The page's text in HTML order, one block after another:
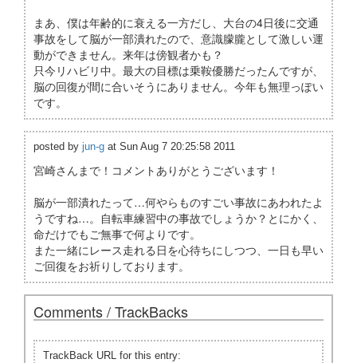
まあ、僕は年齢的に衰える一方だし、大台の4日後に交通
事故をして脳が一部潰れたので、意識朦朧として激しい運
動ができません。来年は傍観者かも？
只今リハビリ中。最大の目標は乗鞍優勝だったんですが、
脳の回復が間に合いそうにありません。今年も無理っぽい
です。
posted by jun-g at Sun Aug 7 20:25:58 2011
宮崎さんまで！コメントありがとうございます！
脳が一部潰れたって…何やらものすごい事故にあわれたよ
うですね…。自転車練習中の事故でしょうか？とにかく、
命だけでもご無事で何よりです。
また一緒にレース走れる日を心待ちにしつつ、一日も早い
ご回復をお祈りしております。
Comments / TrackBacks
TrackBack URL for this entry: